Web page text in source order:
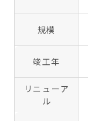
規模
竣工年
リニューア
ル